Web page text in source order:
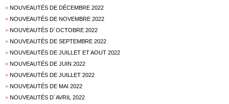
> NOUVEAUTÉS DE DÉCEMBRE 2022
> NOUVEAUTÉS DE NOVEMBRE 2022
> NOUVEAUTÉS D´OCTOBRE 2022
> NOUVEAUTÉS DE SEPTEMBRE 2022
> NOUVEAUTÉS DE JUILLET ET AOUT 2022
> NOUVEAUTÉS DE JUIN 2022
> NOUVEAUTÉS DE JUILLET 2022
> NOUVEAUTÉS DE MAI 2022
> NOUVEAUTÉS D´AVRIL 2022